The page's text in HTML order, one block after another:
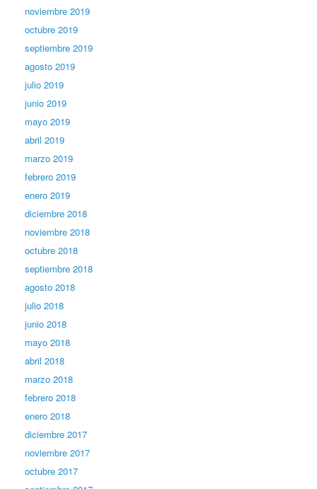
noviembre 2019
octubre 2019
septiembre 2019
agosto 2019
julio 2019
junio 2019
mayo 2019
abril 2019
marzo 2019
febrero 2019
enero 2019
diciembre 2018
noviembre 2018
octubre 2018
septiembre 2018
agosto 2018
julio 2018
junio 2018
mayo 2018
abril 2018
marzo 2018
febrero 2018
enero 2018
diciembre 2017
noviembre 2017
octubre 2017